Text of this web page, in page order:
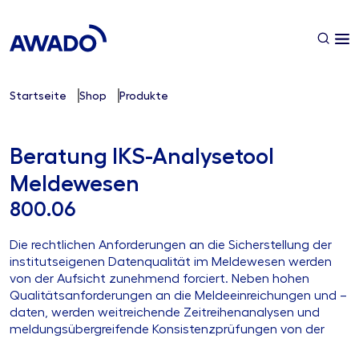
Startseite Shop Produkte
Beratung IKS-Analysetool
Meldewesen
800.06
Die rechtlichen Anforderungen an die Sicherstellung der
institutseigenen Datenqualität im Meldewesen werden
von der Aufsicht zunehmend forciert. Neben hohen
Qualitätsanforderungen an die Meldeeinreichungen und –
daten, werden weitreichende Zeitreihenanalysen und
meldungsübergreifende Konsistenzprüfungen von der